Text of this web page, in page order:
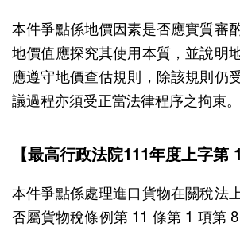
本件爭點係地價因素是否應實質審
地價值應探究其使用本質，並說明
應遵守地價查估規則，除該規則仍
議過程亦須受正當法律程序之拘束。
【最高行政法院111年度上字第
本件爭點係處理進口貨物在關稅法
否屬貨物稅條例第 11 條第 1 項第